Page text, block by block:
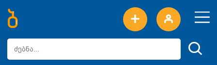
ახალი სიტყვები
ტოპ სიტყვები
დღის ტოპ სიტყვები